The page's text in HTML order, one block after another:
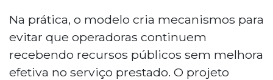
Na prática, o modelo cria mecanismos para
evitar que operadoras continuem
recebendo recursos públicos sem melhora
efetiva no serviço prestado. O projeto